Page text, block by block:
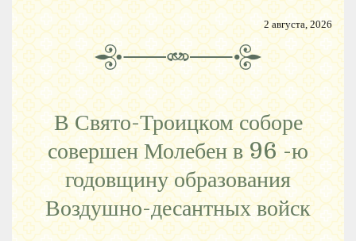
2 августа, 2026
В Свято-Троицком соборе
совершен Молебен в 96 -ю
годовщину образования
Воздушно-десантных войск